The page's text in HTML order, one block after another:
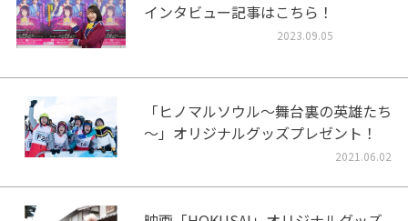
インタビュー記事はこちら！
2023.09.05
「ヒノマルソウル～舞台裏の英雄たち
～」オリジナルグッズプレゼント！
2021.06.02